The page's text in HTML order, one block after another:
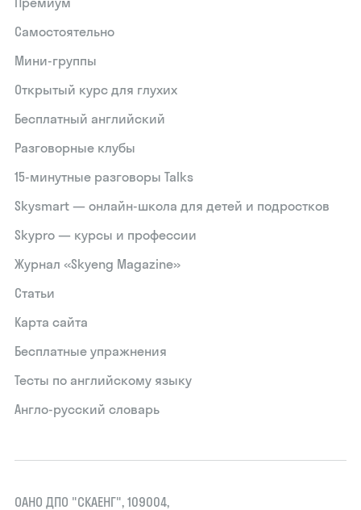
Самостоятельно
Мини-группы
Открытый курс для глухих
Бесплатный английский
Разговорные клубы
15‑минутные разговоры Talks
Skysmart — онлайн-школа для детей и подростков
Skypro — курсы и профессии
Журнал «Skyeng Magazine»
Статьи
Карта сайта
Бесплатные упражнения
Тесты по английскому языку
Англо-русский словарь
ОАНО ДПО "СКАЕНГ", 109004,